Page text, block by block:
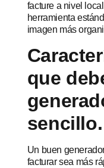
facture a nivel
herramienta
imagen más
que
sencillo.
Un buen
facturar sea más